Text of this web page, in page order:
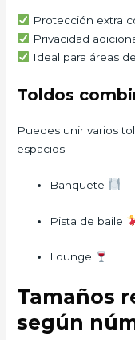
Protección extra
Privacidad
Ideal para áreas
Toldos
Puedes unir varios
espacios:
Banquete
Pista de baile
Lounge
Tamaños
según